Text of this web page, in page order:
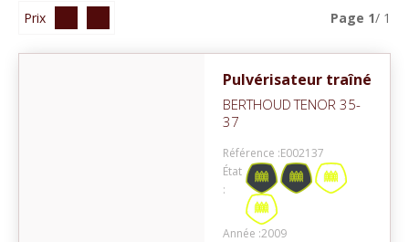
Prix Page 1/ 1
Pulvérisateur traîné
BERTHOUD TENOR 35-
37
Référence :E002137
État
:
Année :2009